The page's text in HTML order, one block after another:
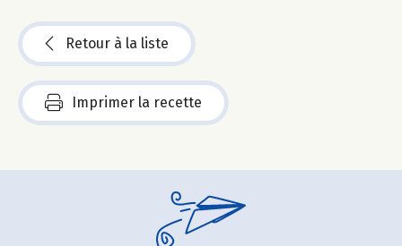
Retour à la liste
Imprimer la recette